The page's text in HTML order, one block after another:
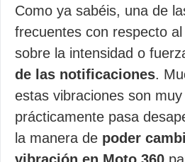
Como ya sabéis, una de
frecuentes con respecto al
sobre la intensidad o
de las notificaciones.
estas vibraciones son
prácticamente pasa
la manera de poder